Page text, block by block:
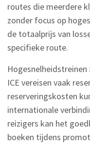
routes die meerdere
zonder focus op
de totaalprijs van
specifieke route.
Hogesnelheidstreinen
ICE vereisen vaak
reserveringskosten
internationale
reizigers kan het
boeken tijdens